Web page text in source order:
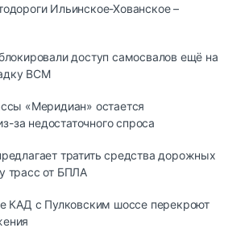
Ильинское-Хованское –
доступ самосвалов ещё на
ВСМ
«Меридиан» остается
за недостаточного спроса
тратить средства дорожных
трасс от БПЛА
КАД с Пулковским шоссе перекроют